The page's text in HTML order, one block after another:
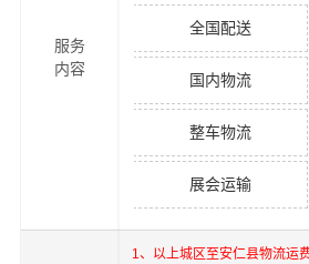
服务
内容
全国配送
国内物流
整车物流
展会运输
1、以上城区 至安仁县物流运